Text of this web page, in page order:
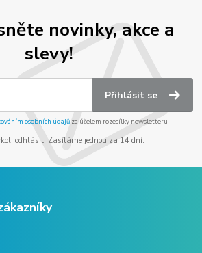
novinky, akce a
slevy!
Přihlásit se
osobních údajůza účelem rozesílky newsletteru.
odhlásit. Zasíláme jednou za 14 dní.